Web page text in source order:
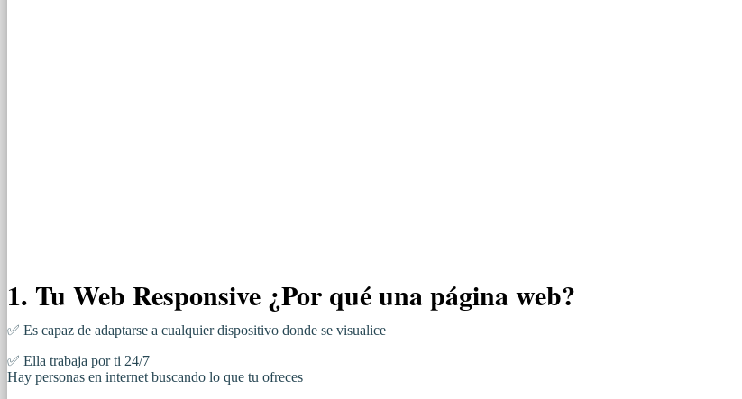
1. Tu Web Responsive ¿Por qué una página web?
✅ Es capaz de adaptarse a cualquier dispositivo donde se visualice
✅ Ella trabaja por ti 24/7
Hay personas en internet buscando lo que tu ofreces